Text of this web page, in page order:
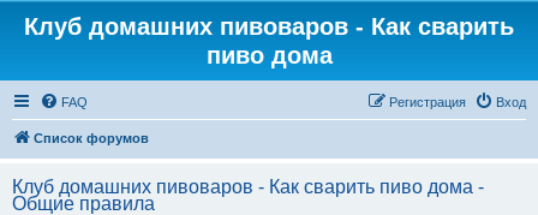
Клуб домашних пивоваров - Как cварить
пиво дома
FAQ Вход
Регистрация
Список форумов
Клуб домашних пивоваров - Как cварить пиво дома -
Общие правила